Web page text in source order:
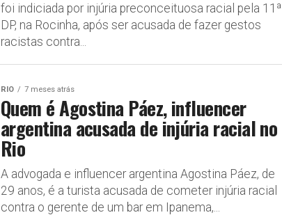
foi indiciada por injúria preconceituosa racial pela 11ª
DP, na Rocinha, após ser acusada de fazer gestos
racistas contra...
RIO 7 meses atrás
Quem é Agostina Páez, influencer
argentina acusada de injúria racial no
Rio
A advogada e influencer argentina Agostina Páez, de
29 anos, é a turista acusada de cometer injúria racial
contra o gerente de um bar em Ipanema,...